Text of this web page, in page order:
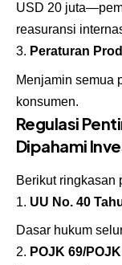
USD 20
reasuransi
Peraturan
Menjamin semua
konsumen.
Regulasi
Dipahami
Berikut ringkasan
UU No. 40
Dasar hukum
POJK 69/